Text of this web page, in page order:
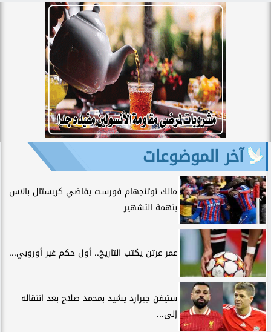
آخر الموضوعات
مالك نوتنجهام فورست يقاضي كريستال بالاس
بتهمة التشهير
عمر عرتن يكتب التاريخ.. أول حكم غير أوروبي...
ستيفن جيرارد يشيد بمحمد صلاح بعد انتقاله
إلى...